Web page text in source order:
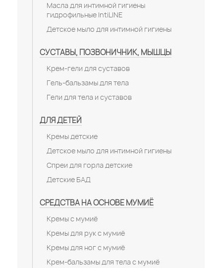
Масла для интимной гигиены
гидрофильные IntiLINE
Детское мыло для интимной гигиены
СУСТАВЫ, ПОЗВОНИЧНИК, МЫШЦЫ
Крем-гели для суставов
Гель-бальзамы для тела
Гели для тела и суставов
ДЛЯ ДЕТЕЙ
Кремы детские
Детское мыло для интимной гигиены
Спреи для горла детские
Детские БАД
СРЕДСТВА НА ОСНОВЕ МУМИЁ
Кремы с мумиё
Кремы для рук с мумиё
Кремы для ног с мумиё
Крем-бальзамы для тела с мумиё